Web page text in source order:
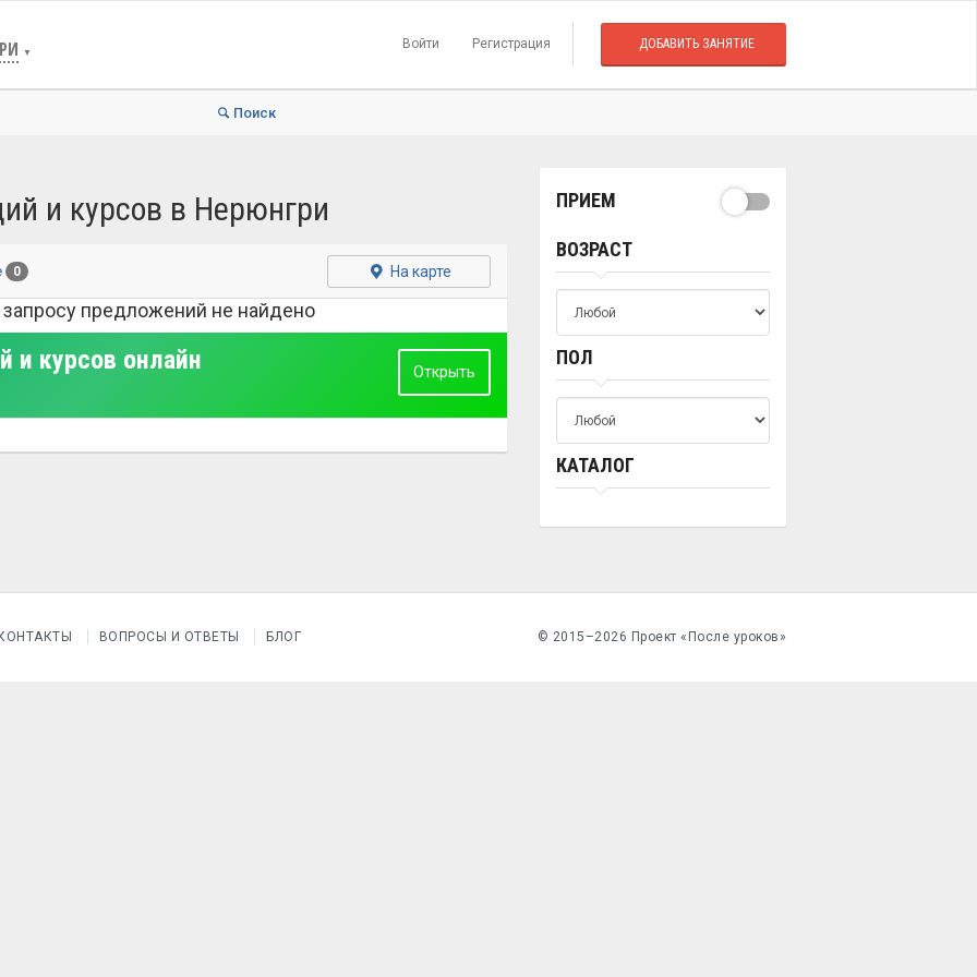
▼
Войти Регистрация ДОБАВИТЬ ЗАНЯТИЕ
Поиск
и курсов в Нерюнгри
0 На карте
предложений не найдено
и курсов онлайн Открыть
ПРИЕМ
ВОЗРАСТ
ПОЛ
КАТАЛОГ
КОНТАКТЫ ВОПРОСЫ И ОТВЕТЫ БЛОГ © 2015–2026 Проект «После уроков»